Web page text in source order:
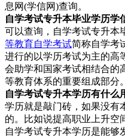
息网(学信网)查询。
自学考试专升本毕业学历学
可以查询，自学考试专升本
等教育自学考试简称自学考
进行的以学历考试为主的高
会助学和国家考试相结合的
等教育体系的重要组成部分。
自学考试专升本学历有什么
学历就是敲门砖，如果没有
的。比如说提高职业上升空
自学考试专升本学历是能够